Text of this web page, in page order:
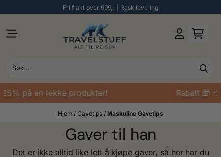
Fri frakt over 999,- | Rask levering
på en rekke produkter! Rabatt 🎁 -
Hjem / Gavetips / Maskuline Gavetips
Gaver til han
Det er ikke alltid like lett å kjøpe gaver, så her har du